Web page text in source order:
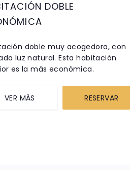
DOBLE
doble muy acogedora, con
luz natural. Esta habitación
es la más económica.
VER MÁS RESERVAR